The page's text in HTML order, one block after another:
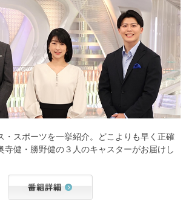
・スポーツを一挙紹介。どこよりも早く正確
寺健・勝野健の３人のキャスターがお届けし